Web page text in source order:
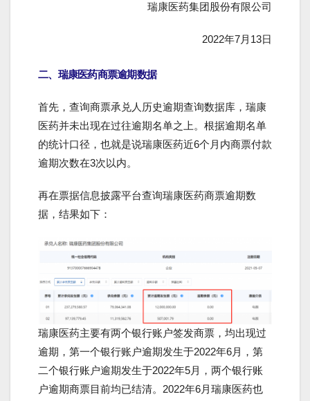
瑞康医药集团股份有限公司
2022年7月13日
二、瑞康医药商票逾期数据
首先，查询商票承兑人历史逾期查询数据库，瑞康
医药并未出现在过往逾期名单之上。根据逾期名单
的统计口径，也就是说瑞康医药近6个月内商票付款
逾期次数在3次以内。
再在票据信息披露平台查询瑞康医药商票逾期数
据，结果如下：
瑞康医药主要有两个银行账户签发商票，均出现过
逾期，第一个银行账户逾期发生于2022年6月，第
二个银行账户逾期发生于2022年5月，两个银行账
户逾期商票目前均已结清。2022年6月瑞康医药也